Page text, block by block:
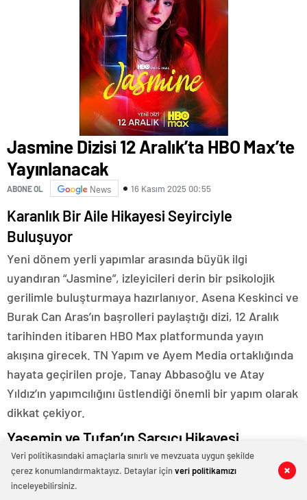
0 0
0 0
0 0
0 0
0 0
0 0
0 0
Jasmine Dizisi 12 Aralık’ta HBO Max’te
Yayınlanacak
ABONE OL News 16 Kasım 2025 00:55
0 0
Karanlık Bir Aile Hikayesi Seyirciyle
Buluşuyor
Yeni dönem yerli yapımlar arasında büyük ilgi
uyandıran “Jasmine”, izleyicileri derin bir psikolojik
gerilimle buluşturmaya hazırlanıyor. Asena Keskinci ve
Burak Can Aras’ın başrolleri paylaştığı dizi, 12 Aralık
tarihinden itibaren HBO Max platformunda yayın
akışına girecek. TN Yapım ve Ayem Media ortaklığında
hayata geçirilen proje, Tanay Abbasoğlu ve Atay
Yıldız’ın yapımcılığını üstlendiği önemli bir yapım olarak
dikkat çekiyor.
Yasemin ve Tufan’ın Sarsıcı Hikayesi
Dizinin merkezinde, ölümcül bir kalp rahatsızlığıyla
mücadele eden Yasemin karakteri yer alıyor. Nakil
0 0
Veri politikasındaki amaçlarla sınırlı ve mevzuata uygun şekilde
çerez konumlandırmaktayız. Detaylar içinveri politikamızı
inceleyebilirsiniz.